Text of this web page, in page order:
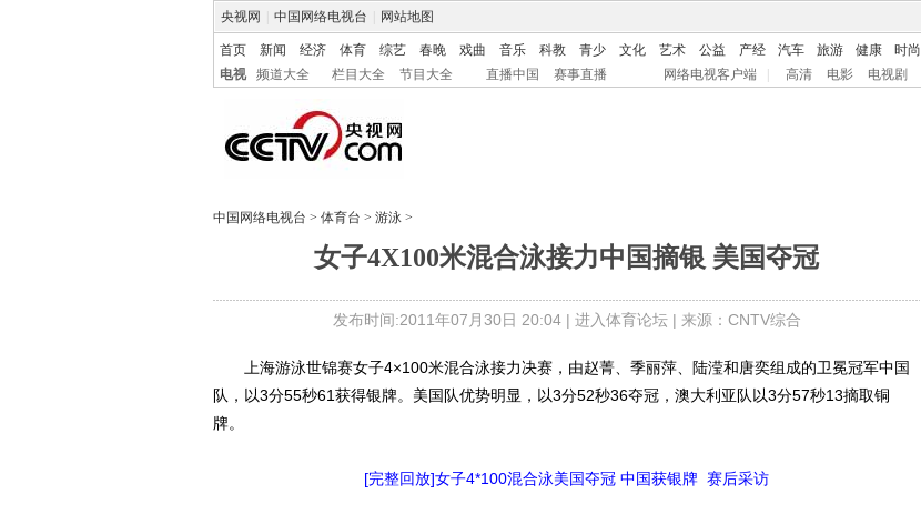
央视网 中国网络电视台 网站地图
首页 新闻 经济 体育 综艺 春晚 戏曲 音乐 科教 青少 文化 艺术 公益 产经 汽车 旅游 健康 时尚
电视
频道大全 栏目大全 节目大全 直播中国 赛事直播 网络电视客户端 高清 电影 电视剧
中国网络电视台 > 体育台 > 游泳 >
女子4X100米混合泳接力中国摘银 美国夺冠
发布时间:2011年07月30日 20:04 | 进入体育论坛| 来源：CNTV综合
上海游泳世锦赛女子4×100米混合泳接力决赛，由赵菁、季丽萍、陆滢和唐奕组成的卫冕冠军中国
队，以3分55秒61获得银牌。美国队优势明显，以3分52秒36夺冠，澳大利亚队以3分57秒13摘取铜
牌。
[完整回放]女子4*100混合泳美国夺冠 中国获银牌 赛后采访